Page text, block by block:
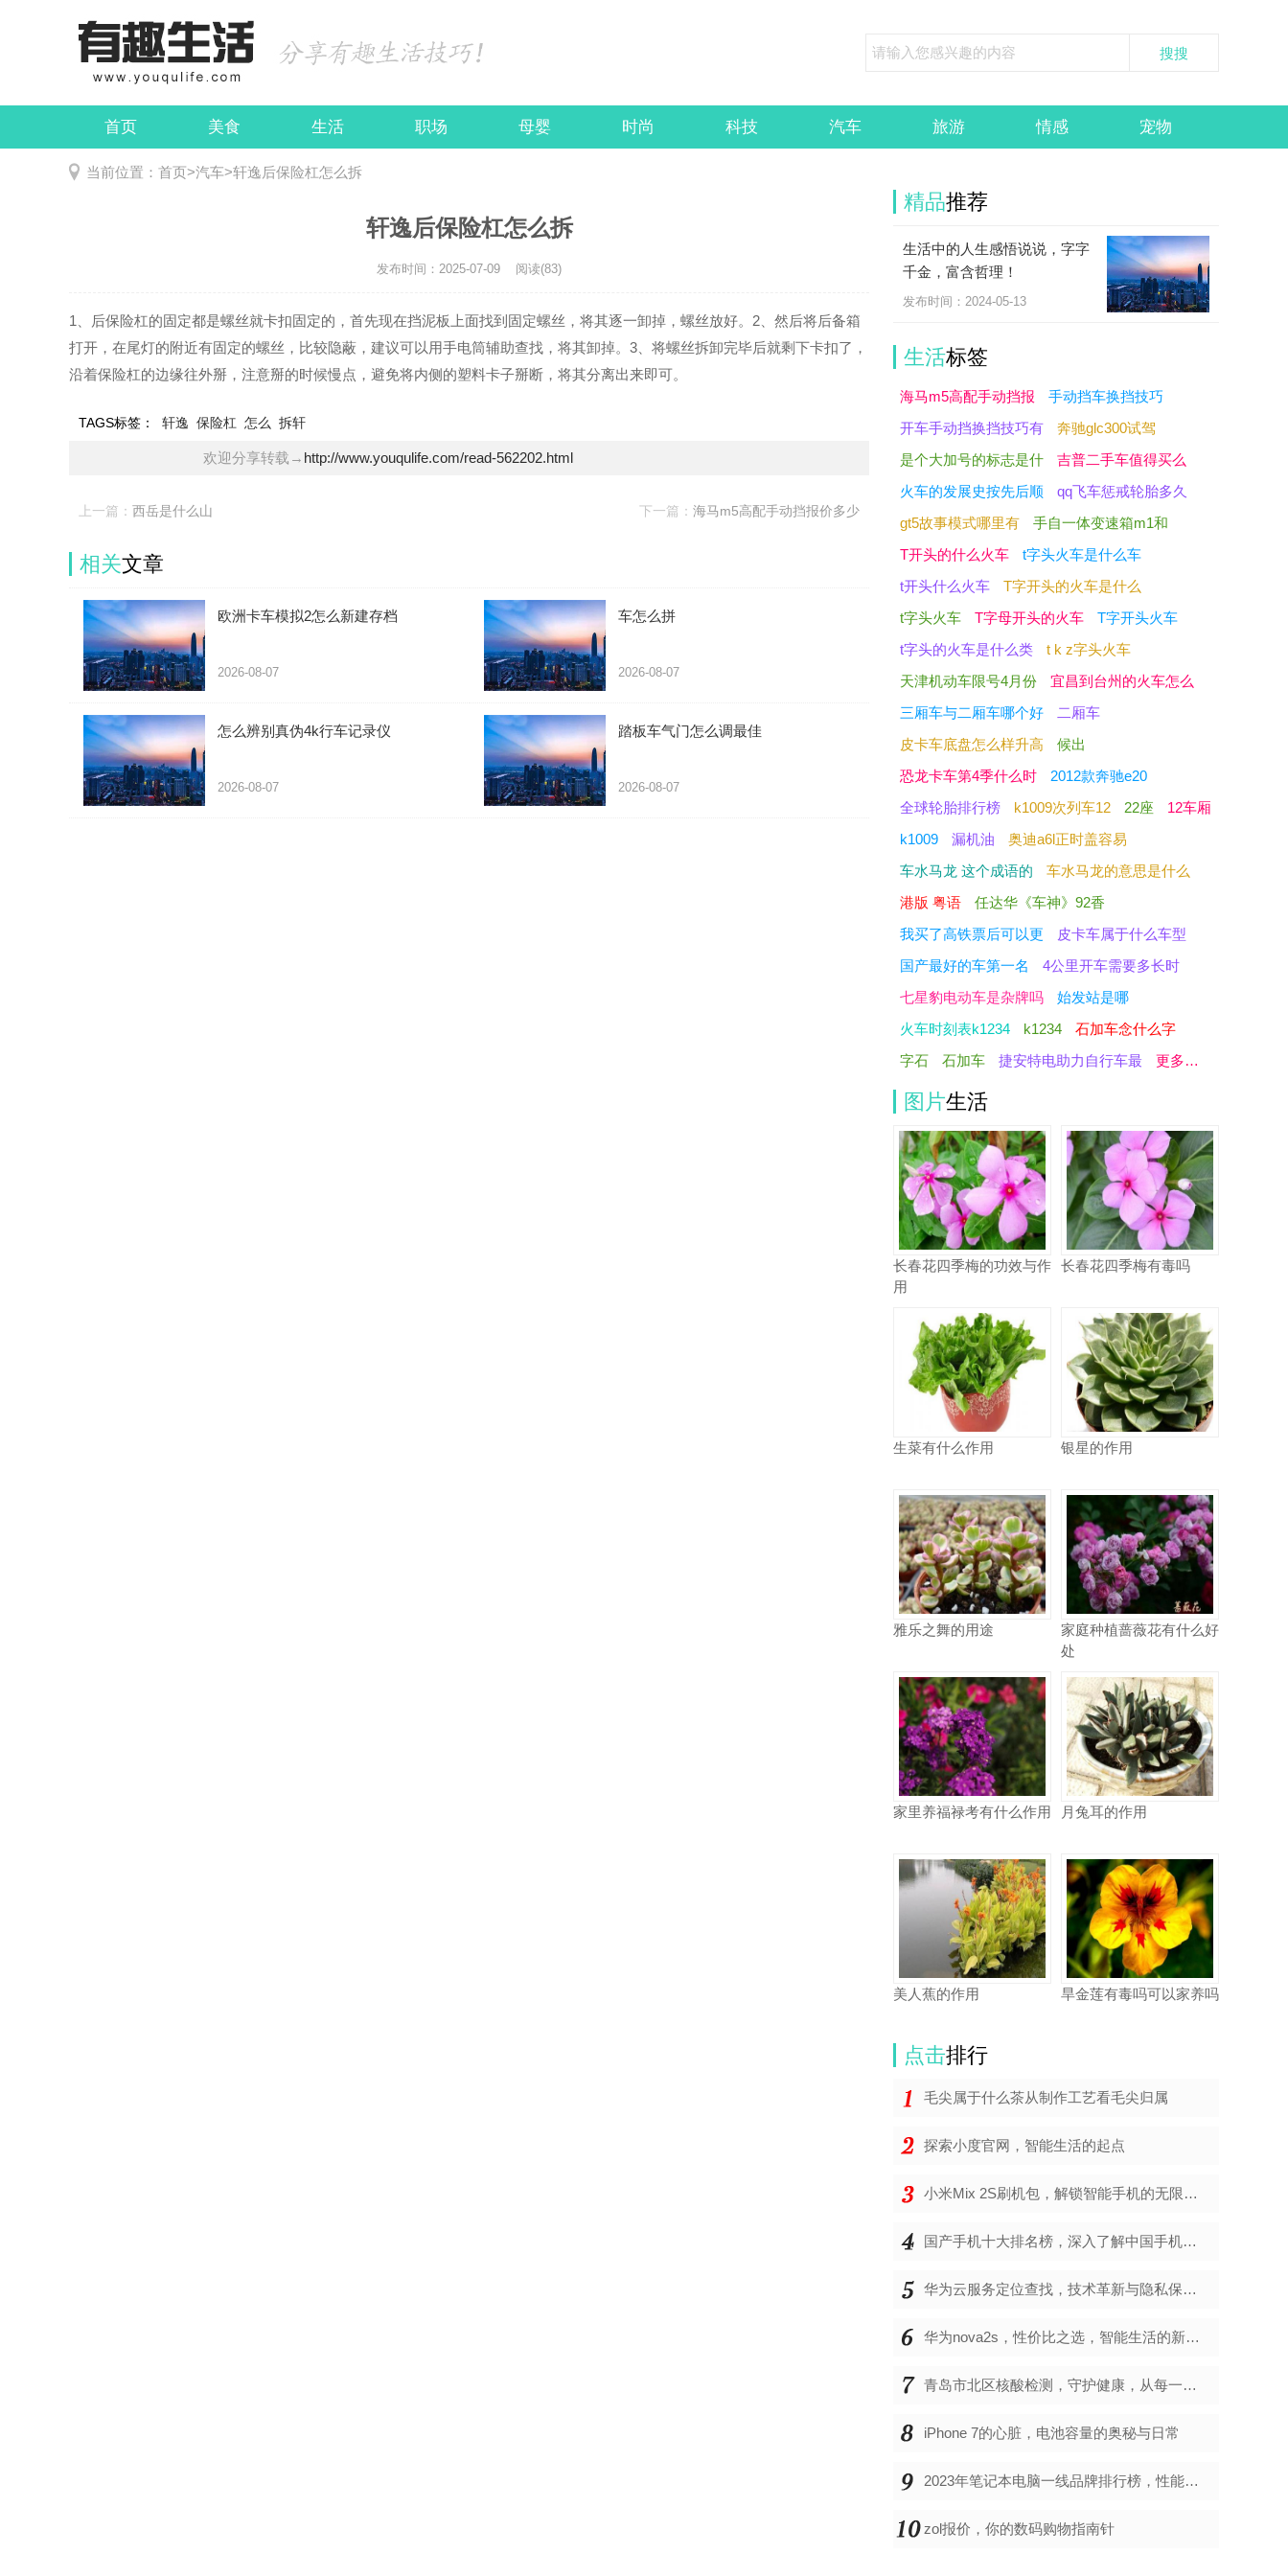
首页 美食 生活 职场 母婴 时尚 科技 汽车 旅游 情感 宠物
娱乐 民俗
当前位置： 首页>汽车>轩逸后保险杠怎么拆
轩逸后保险杠怎么拆
发布时间：2025-07-09 阅读(83)
1、后保险杠的固定都是螺丝就卡扣固定的，首先现在挡泥板上面找到固定螺丝，将其逐一卸掉，螺丝放好。2、然后将后备箱
打开，在尾灯的附近有固定的螺丝，比较隐蔽，建议可以用手电筒辅助查找，将其卸掉。3、将螺丝拆卸完毕后就剩下卡扣了，
沿着保险杠的边缘往外掰，注意掰的时候慢点，避免将内侧的塑料卡子掰断，将其分离出来即可。
TAGS标签： 轩逸 保险杠 怎么 拆轩
欢迎分享转载→ http://www.youqulife.com/read-562202.html
上一篇： 西岳是什么山 下一篇： 海马m5高配手动挡报价多少
相关文章
欧洲卡车模拟2怎么新建存档
2026-08-07
车怎么拼
2026-08-07
怎么辨别真伪4k行车记录仪
2026-08-07
踏板车气门怎么调最佳
2026-08-07
精品推荐
生活中的人生感悟说说，字字
千金，富含哲理！
发布时间：2024-05-13
生活标签
海马m5高配手动挡报
手动挡车换挡技巧
开车手动挡换挡技巧有
奔驰glc300试驾
是个大加号的标志是什
吉普二手车值得买么
火车的发展史按先后顺
qq飞车惩戒轮胎多久
gt5故事模式哪里有
手自一体变速箱m1和
T开头的什么火车
t字头火车是什么车
t开头什么火车
T字开头的火车是什么
t字头火车
T字母开头的火车
T字开头火车
t字头的火车是什么类
t k z字头火车
天津机动车限号4月份
宜昌到台州的火车怎么
三厢车与二厢车哪个好
二厢车
皮卡车底盘怎么样升高
候出
恐龙卡车第4季什么时
2012款奔驰e20
全球轮胎排行榜
k1009次列车12 22座
12车厢
k1009
漏机油
奥迪a6l正时盖容易
车水马龙 这个成语的
车水马龙的意思是什么
港版 粤语
任达华《车神》92香
我买了高铁票后可以更
皮卡车属于什么车型
国产最好的车第一名
4公里开车需要多长时
七星豹电动车是杂牌吗
始发站是哪
火车时刻表k1234
k1234
石加车念什么字
字石
石加车 捷安特电助力自行车最 更多…
图片生活
长春花四季梅的功效与作
用
长春花四季梅有毒吗
生菜有什么作用 银星的作用
雅乐之舞的用途
家庭种植蔷薇花有什么好
处
家里养福禄考有什么作用 月兔耳的作用
美人蕉的作用 旱金莲有毒吗可以家养吗
点击排行
毛尖属于什么茶从制作工艺看毛尖归属
探索小度官网，智能生活的起点
小米Mix 2S刷机包，解锁智能手机的无限可能
国产手机十大排名榜，深入了解中国手机市场的佼佼者
华为云服务定位查找，技术革新与隐私保护的双重奏
华为nova2s，性价比之选，智能生活的新伙伴
青岛市北区核酸检测，守护健康，从每一次检测开始
iPhone 7的心脏，电池容量的奥秘与日常
2023年笔记本电脑一线品牌排行榜，性能、创新与用户满意度的综合考量
zol报价，你的数码购物指南针